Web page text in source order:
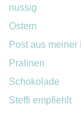
nussig
Ostern
Post aus meiner
Pralinen
Schokolade
Steffi empfiehlt